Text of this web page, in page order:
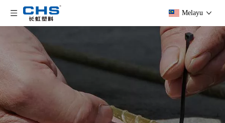
Melayu